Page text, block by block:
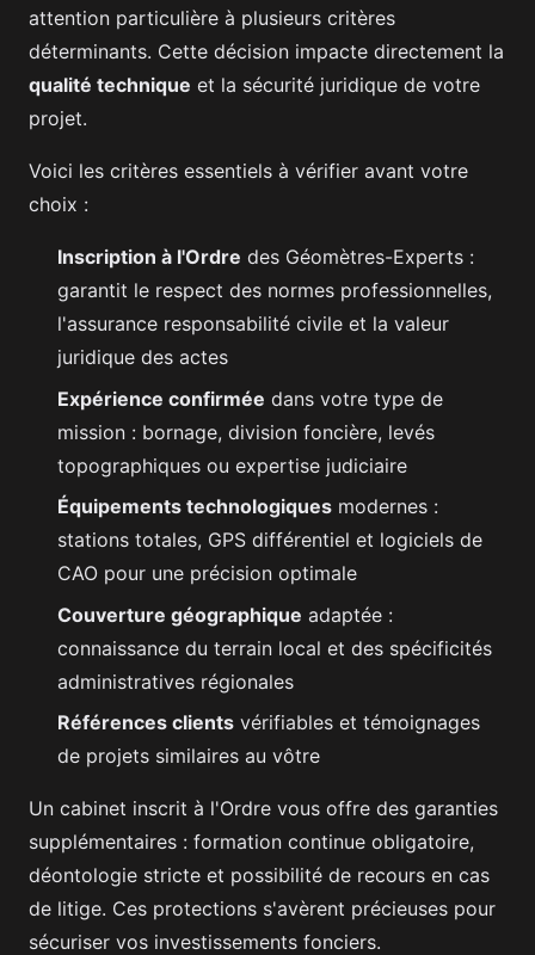
attention particulière à plusieurs critères
déterminants. Cette décision impacte directement la
qualité technique et la sécurité juridique de votre
projet.
Voici les critères essentiels à vérifier avant votre
choix :
Inscription à l'Ordre des Géomètres-Experts :
garantit le respect des normes professionnelles,
l'assurance responsabilité civile et la valeur
juridique des actes
Expérience confirmée dans votre type de
mission : bornage, division foncière, levés
topographiques ou expertise judiciaire
Équipements technologiques modernes :
stations totales, GPS différentiel et logiciels de
CAO pour une précision optimale
Couverture géographique adaptée :
connaissance du terrain local et des spécificités
administratives régionales
Références clients vérifiables et témoignages
de projets similaires au vôtre
Un cabinet inscrit à l'Ordre vous offre des garanties
supplémentaires : formation continue obligatoire,
déontologie stricte et possibilité de recours en cas
de litige. Ces protections s'avèrent précieuses pour
sécuriser vos investissements fonciers.